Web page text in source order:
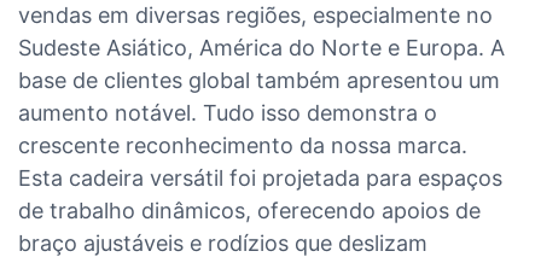
vendas em diversas regiões, especialmente no
Sudeste Asiático, América do Norte e Europa. A
base de clientes global também apresentou um
aumento notável. Tudo isso demonstra o
crescente reconhecimento da nossa marca.
Esta cadeira versátil foi projetada para espaços
de trabalho dinâmicos, oferecendo apoios de
braço ajustáveis ​​e rodízios que deslizam